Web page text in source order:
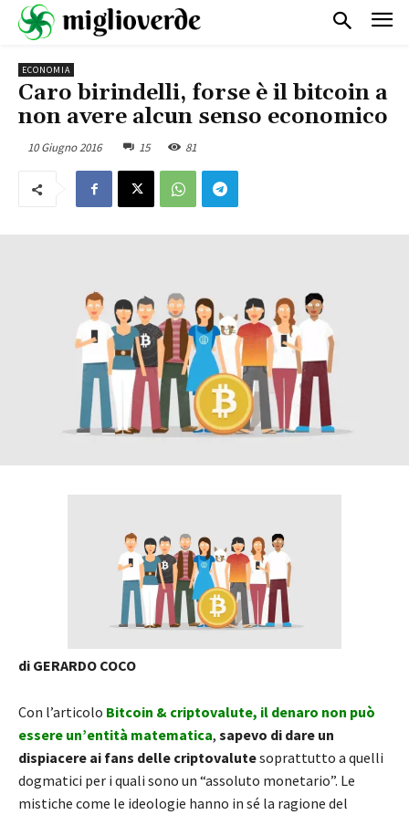
ECONOMIA
Caro birindelli, forse è il bitcoin a
non avere alcun senso economico
10 Giugno 2016 15 81
di GERARDO COCO
Con l’articolo Bitcoin & criptovalute, il denaro non può
essere un’entità matematica, sapevo di dare un
dispiacere ai fans delle criptovalutesoprattutto a quelli
dogmatici per i quali sono un “assoluto monetario”. Le
mistiche come le ideologie hanno in sé la ragione del